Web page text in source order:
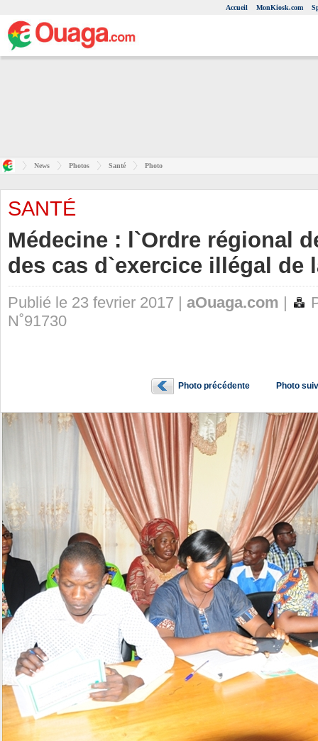
Accueil MonKiosk.com
News Photos Santé Photo
SANTÉ
Médecine : l`Ordre régional
des cas d`exercice illégal de
Publié le 23 fevrier 2017 | aOuaga.com |
N˚91730
Photo précédente Photo